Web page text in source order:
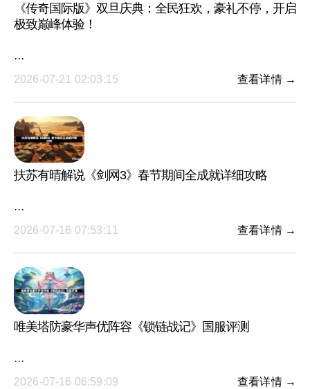
《传奇国际版》双旦庆典：全民狂欢，豪礼不停，开启
极致巅峰体验！
···
2026-07-21 02:03:15
查看详情 →
扶苏有晴解说《剑网3》春节期间全成就详细攻略
···
2026-07-16 07:53:11
查看详情 →
唯美塔防豪华声优阵容《锁链战记》国服评测
···
2026-07-16 06:59:09
查看详情 →